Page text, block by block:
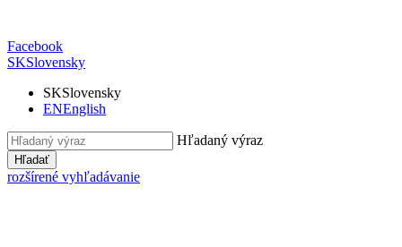
Facebook
SKSlovensky
SKSlovensky
ENEnglish
Hľadaný výraz
Hľadať
rozšírené vyhľadávanie